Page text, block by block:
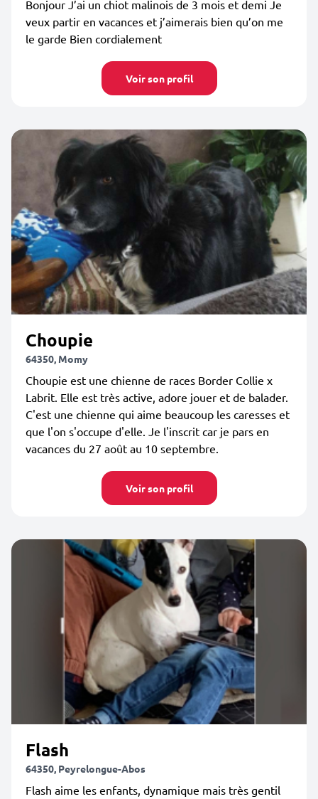
Bonjour J’ai un chiot malinois de 3 mois et demi Je
veux partir en vacances et j’aimerais bien qu’on me
le garde Bien cordialement
Voir son profil
Choupie
64350, Momy
Choupie est une chienne de races Border Collie x
Labrit. Elle est très active, adore jouer et de balader.
C'est une chienne qui aime beaucoup les caresses et
que l'on s'occupe d'elle. Je l'inscrit car je pars en
vacances du 27 août au 10 septembre.
Voir son profil
Flash
64350, Peyrelongue-Abos
Flash aime les enfants, dynamique mais très gentil